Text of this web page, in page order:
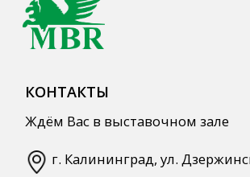
КАТАЛОГ ПРОДУКЦИИ
Продукты питания
Столовая посуда
Звуковое оборудование